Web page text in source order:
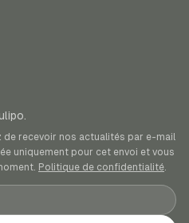
de recevoir nos actualités par e-mail
uniquement pour cet envoi et vous
Politique de confidentialité.